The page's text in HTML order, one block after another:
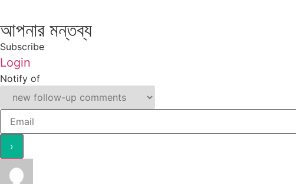
আপনার মন্তব্য
Subscribe
Login
Notify of